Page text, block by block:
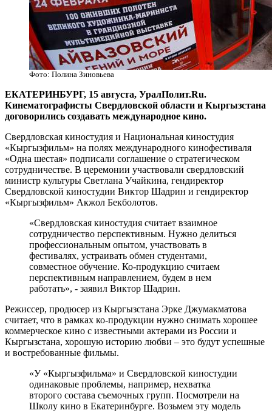
Фото: Полина Зиновьева
ЕКАТЕРИНБУРГ, 15 августа, УралПолит.Ru.
Кинематографисты Свердловской области и Кыргызстана
договорились создавать международное кино.
Свердловская киностудия и Национальная киностудия
«Кыргызфильм» на полях международного кинофестиваля
«Одна шестая» подписали соглашение о стратегическом
сотрудничестве. В церемонии участвовали свердловский
министр культуры Светлана Учайкина, гендиректор
Свердловской киностудии Виктор Шадрин и гендиректор
«Кыргызфильм» Акжол Бекболотов.
«Свердловская киностудия считает взаимное
сотрудничество перспективным. Нужно делиться
профессиональным опытом, участвовать в
фестивалях, устраивать обмен студентами,
совместное обучение. Ко-продукцию считаем
перспективным направлением, будем в нем
работать», - заявил Виктор Шадрин.
Режиссер, продюсер из Кыргызстана Эрке Джумакматова
считает, что в рамках ко-продукции нужно снимать хорошее
коммерческое кино с известными актерами из России и
Кыргызстана, хорошую историю любви – это будут успешные
и востребованные фильмы.
«У «Кыргызфильма» и Свердловской киностудии
одинаковые проблемы, например, нехватка
второго состава съемочных групп. Посмотрели на
Школу кино в Екатеринбурге. Возьмем эту модель